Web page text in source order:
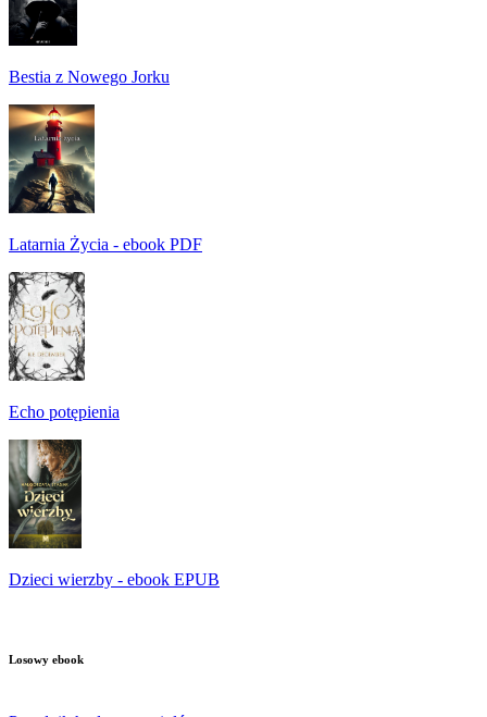
Bestia z Nowego Jorku
Latarnia Życia - ebook PDF
Echo potępienia
Dzieci wierzby - ebook EPUB
Losowy ebook